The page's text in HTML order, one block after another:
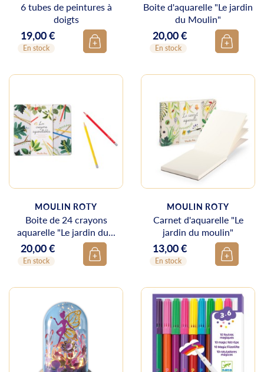
6 tubes de peintures à
doigts
Prix
19,00 €
En stock
Boite d'aquarelle "Le jardin
du Moulin"
Prix
20,00 €
En stock
MOULIN ROTY
Boite de 24 crayons
aquarelle "Le jardin du...
Prix
20,00 €
En stock
MOULIN ROTY
Carnet d'aquarelle "Le
jardin du moulin"
Prix
13,00 €
En stock